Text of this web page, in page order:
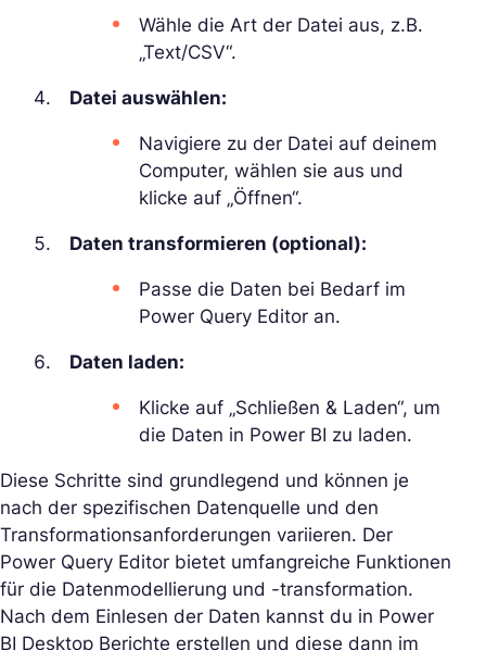
Wähle die Art der Datei aus, z.B.
„Text/CSV“.
Datei auswählen:
Navigiere zu der Datei auf deinem
Computer, wählen sie aus und
klicke auf „Öffnen“.
Daten transformieren (optional):
Passe die Daten bei Bedarf im
Power Query Editor an.
Daten laden:
Klicke auf „Schließen & Laden“, um
die Daten in Power BI zu laden.
Diese Schritte sind grundlegend und können je
nach der spezifischen Datenquelle und den
Transformationsanforderungen variieren. Der
Power Query Editor bietet umfangreiche Funktionen
für die Datenmodellierung und -transformation.
Nach dem Einlesen der Daten kannst du in Power
BI Desktop Berichte erstellen und diese dann im